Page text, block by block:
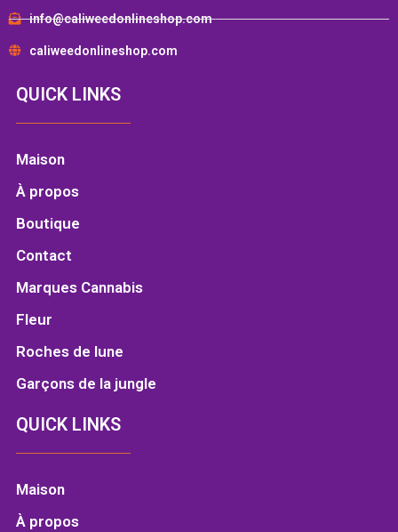
info@caliweedonlineshop.com
caliweedonlineshop.com
QUICK LINKS
Maison
À propos
Boutique
Contact
Marques Cannabis
Fleur
Roches de lune
Garçons de la jungle
QUICK LINKS
Maison
À propos